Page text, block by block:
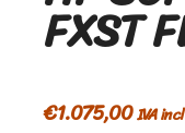
FXST
€1.075,00IVA